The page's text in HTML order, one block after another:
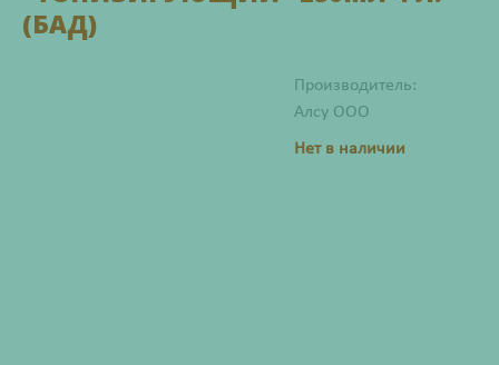
(БАД)
Производитель:
Алсу ООО
Нет в наличии